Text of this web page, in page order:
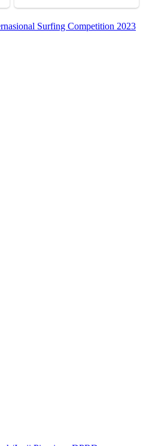
Surfing Competition 2023